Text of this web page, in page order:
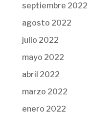
septiembre 2022
agosto 2022
julio 2022
mayo 2022
abril 2022
marzo 2022
enero 2022